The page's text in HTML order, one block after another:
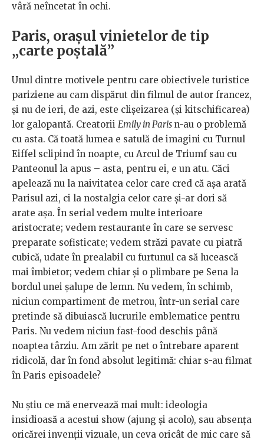
vâră neîncetat în ochi.
Paris, orașul vinietelor de tip
„carte poștală”
Unul dintre motivele pentru care obiectivele turistice
pariziene au cam dispărut din filmul de autor francez,
și nu de ieri, de azi, este clișeizarea (și kitschificarea)
lor galopantă. Creatorii Emily in Paris n-au o problemă
cu asta. Că toată lumea e satulă de imagini cu Turnul
Eiffel sclipind în noapte, cu Arcul de Triumf sau cu
Panteonul la apus – asta, pentru ei, e un atu. Căci
apelează nu la naivitatea celor care cred că așa arată
Parisul azi, ci la nostalgia celor care și-ar dori să
arate așa. În serial vedem multe interioare
aristocrate; vedem restaurante în care se servesc
preparate sofisticate; vedem străzi pavate cu piatră
cubică, udate în prealabil cu furtunul ca să lucească
mai îmbietor; vedem chiar și o plimbare pe Sena la
bordul unei șalupe de lemn. Nu vedem, în schimb,
niciun compartiment de metrou, într-un serial care
pretinde să dibuiască lucrurile emblematice pentru
Paris. Nu vedem niciun fast-food deschis până
noaptea târziu. Am zărit pe net o întrebare aparent
ridicolă, dar în fond absolut legitimă: chiar s-au filmat
în Paris episoadele?
Nu știu ce mă enervează mai mult: ideologia
insidioasă a acestui show (ajung și acolo), sau absența
oricărei invenții vizuale, un ceva oricât de mic care să